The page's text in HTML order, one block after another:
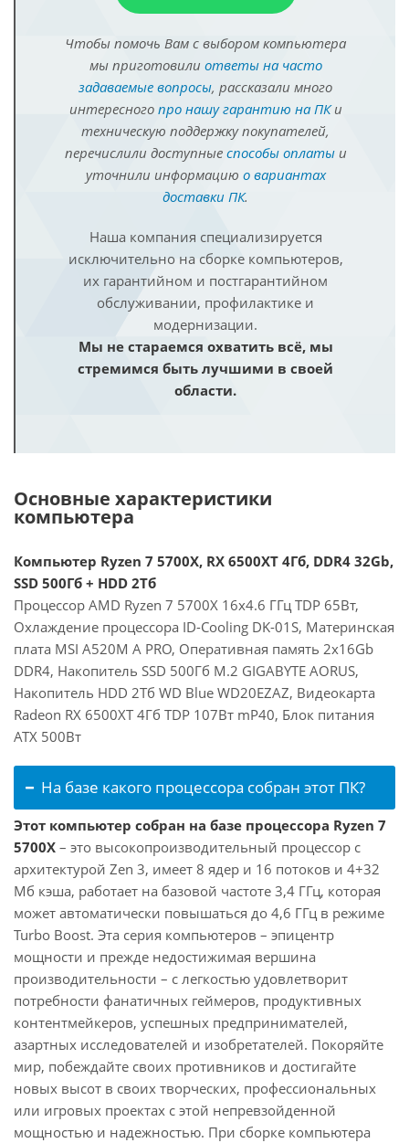
Чтобы помочь Вам с выбором компьютера
мы приготовили ответы на часто
задаваемые вопросы, рассказали много
интересного про нашу гарантию на ПКи
техническую поддержку покупателей,
перечислили доступные способы оплатыи
уточнили информацию о вариантах
доставки ПК.
Наша компания специализируется
исключительно на сборке компьютеров,
их гарантийном и постгарантийном
обслуживании, профилактике и
модернизации.
Мы не стараемся охватить всё, мы
стремимся быть лучшими в своей
области.
Основные характеристики
компьютера
Компьютер Ryzen 7 5700X, RX 6500XT 4Гб, DDR4 32Gb,
SSD 500Гб + HDD 2Тб
Процессор AMD Ryzen 7 5700X 16x4.6 ГГц TDP 65Вт,
Охлаждение процессора ID-Cooling DK-01S, Материнская
плата MSI A520M A PRO, Оперативная память 2x16Gb
DDR4, Накопитель SSD 500Гб M.2 GIGABYTE AORUS,
Накопитель HDD 2Тб WD Blue WD20EZAZ, Видеокарта
Radeon RX 6500XT 4Гб TDP 107Вт mP40, Блок питания
ATX 500Вт
На базе какого процессора собран этот ПК?
Этот компьютер собран на базе процессора Ryzen 7
5700X – это высокопроизводительный процессор с
архитектурой Zen 3, имеет 8 ядер и 16 потоков и 4+32
Мб кэша, работает на базовой частоте 3,4 ГГц, которая
может автоматически повышаться до 4,6 ГГц в режиме
Turbo Boost. Эта серия компьютеров – эпицентр
мощности и прежде недостижимая вершина
производительности – с легкостью удовлетворит
потребности фанатичных геймеров, продуктивных
контентмейкеров, успешных предпринимателей,
азартных исследователей и изобретателей. Покоряйте
мир, побеждайте своих противников и достигайте
новых высот в своих творческих, профессиональных
или игровых проектах с этой непревзойденной
мощностью и надежностью. При сборке компьютера